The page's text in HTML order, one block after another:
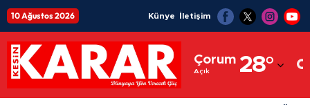
10 Ağustos 2026 Künye İletişim
Çorum
Açık 28°
Adıyaman
Afyonkarahisar